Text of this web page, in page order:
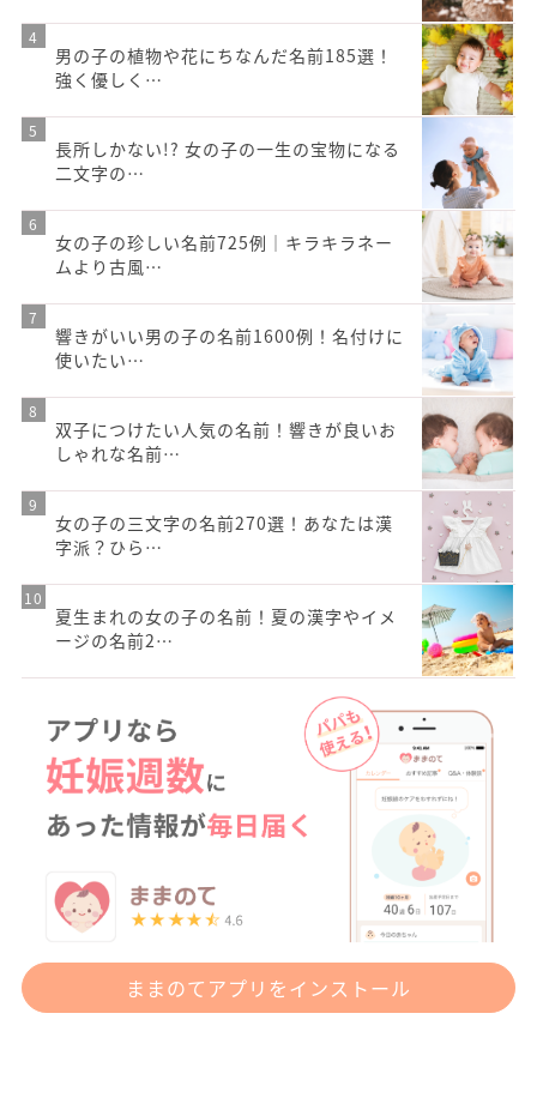
男の子の植物や花にちなんだ名前185選！
強く優しく…
長所しかない!? 女の子の一生の宝物になる
二文字の…
女の子の珍しい名前725例｜キラキラネー
ムより古風…
響きがいい男の子の名前1600例！名付けに
使いたい…
双子につけたい人気の名前！響きが良いお
しゃれな名前…
女の子の三文字の名前270選！あなたは漢
字派？ひら…
夏生まれの女の子の名前！夏の漢字やイメ
ージの名前2…
ままのてアプリをインストール